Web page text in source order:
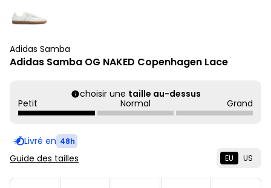
Adidas Samba
Adidas Samba OG NAKED Copenhagen Lace
choisir une taille au-dessus
Petit
Normal Grand
Livré en 48h
Guide des tailles EU US